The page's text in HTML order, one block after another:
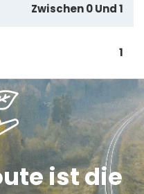
Zwischen 0 Und 1
1
ist die